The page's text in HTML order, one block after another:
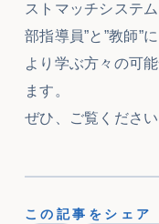
ストマッチシステ
部指導員”と”教師”
より学ぶ方々の可
ます。
ぜひ、ご覧ください
この記事をシェア